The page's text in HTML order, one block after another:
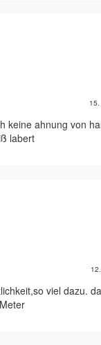
keine ahnung von
labert
viel dazu.